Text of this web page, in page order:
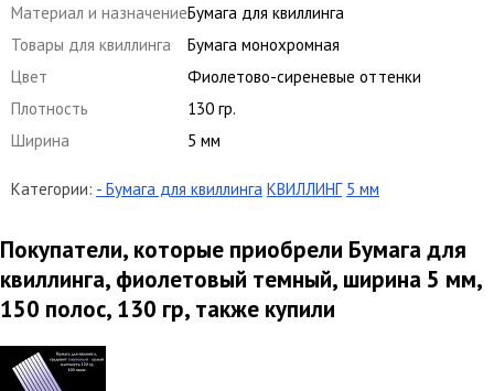
Материал и назначениеБумага для квиллинга
Товары для квиллинга
Бумага монохромная
Цвет
Фиолетово-сиреневые оттенки
Плотность
130 гр.
Ширина
5 мм
Категории: - Бумага для квиллинга КВИЛЛИНГ 5 мм
Покупатели, которые приобрели Бумага для
квиллинга, фиолетовый темный, ширина 5 мм,
150 полос, 130 гр, также купили